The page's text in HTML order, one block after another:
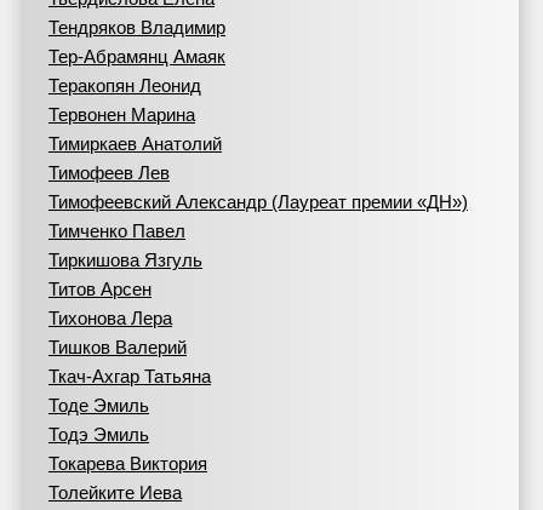
Тендряков Владимир
Тер-Абрамянц Амаяк
Теракопян Леонид
Тервонен Марина
Тимиркаев Анатолий
Тимофеев Лев
Тимофеевский Александр (Лауреат премии «ДН»)
Тимченко Павел
Тиркишова Язгуль
Титов Арсен
Тихонова Лера
Тишков Валерий
Ткач-Ахгар Татьяна
Тоде Эмиль
Тодэ Эмиль
Токарева Виктория
Толейките Иева